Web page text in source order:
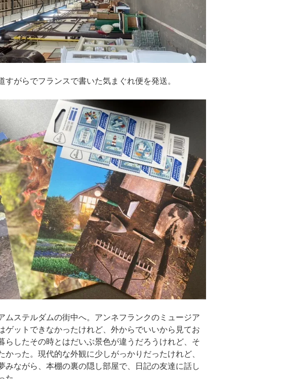
すがらでフランスで書いた気まぐれ便を発送。
ムステルダムの街中へ。アンネフランクのミュージア
ゲットできなかったけれど、外からでいいから見てお
らしたその時とはだいぶ景色が違うだろうけれど、そ
かった。現代的な外観に少しがっかりだったけれど、
みながら、本棚の裏の隠し部屋で、日記の友達に話し